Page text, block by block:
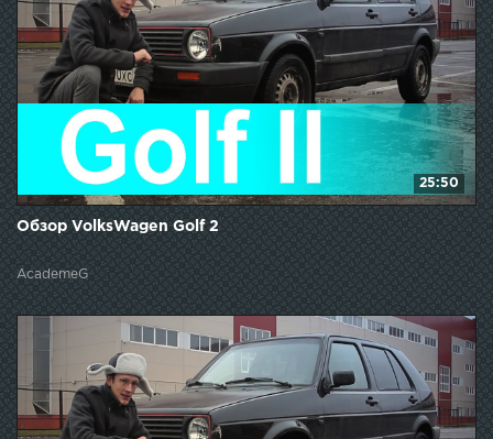
25:50
Обзор VolksWagen Golf 2
AcademeG